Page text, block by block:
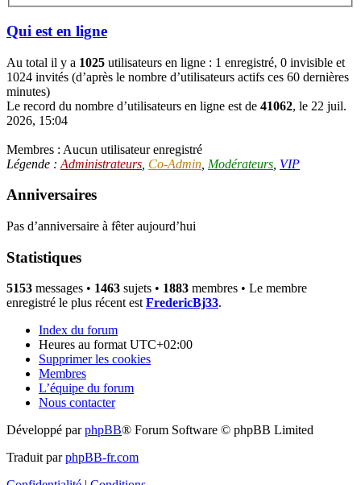
Qui est en ligne
Au total il y a 1025 utilisateurs en ligne : 1 enregistré, 0 invisible et
1024 invités (d’après le nombre d’utilisateurs actifs ces 60 dernières
minutes)
Le record du nombre d’utilisateurs en ligne est de 41062, le 22 juil.
2026, 15:04
Membres : Aucun utilisateur enregistré
Légende : Administrateurs Co-Admin Modérateurs VIP
Anniversaires
Pas d’anniversaire à fêter aujourd’hui
Statistiques
5153 messages • 1463 sujets • 1883 membres • Le membre
enregistré le plus récent est FredericBj33.
Index du forum
Heures au format UTC+02:00
Supprimer les cookies
Membres
L’équipe du forum
Nous contacter
Développé parphpBB® Forum Software © phpBB Limited
Traduit parphpBB-fr.com